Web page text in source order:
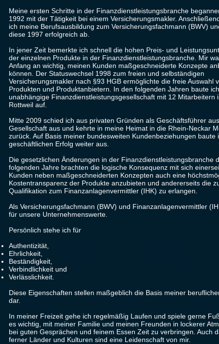
Meine ersten Schritte in der Finanzdienstleistungsbranche
1992 mit der Tätigkeit bei einem Versicherungsmakler.
ich meine Berufsausbildung zum Versicherungsfachmann (BWV)
diese 1997 erfolgreich ab.
In jener Zeit bemerkte ich schnell die hohen Preis- und
der einzelnen Produkte in der Finanzdienstleistungsbranche. Mir
Anfang an wichtig, meinen Kunden maßgeschneiderte Konzepte
können. Der Statuswechsel 1998 zum freien und selbständigen
Versicherungsmakler nach §93 HGB ermöglichte die freie Auswahl
Produkten und Produktanbietern. In den folgenden Jahren baute
unabhängige Finanzdienstleistungsgesellschaft mit 12 Mitarbeitern
Rottweil auf.
Mitte 2009 schied ich aus privaten Gründen als Geschäftsführer
Gesellschaft aus und kehrte in meine Heimat in die Rhein-Neckar
zurück. Auf Basis meiner bundesweiten Kundenbeziehungen baute
geschäftlichen Erfolg weiter aus.
Die gesetzlichen Änderungen in der Finanzdienstleistungsbranche
folgenden Jahre brachten die logische Konsequenz mit sich
Kunden neben maßgeschneiderten Konzepten auch eine
Kostentransparenz der Produkte anzubieten und andererseits die
Qualifikation zum Finanzanlagenvermittler (IHK) zu erlangen.
Als Versicherungsfachmann (BWV) und Finanzanlagenvermittler
für unsere Unternehmenswerte.
Persönlich stehe ich für
Authentizität,
Ehrlichkeit,
Beständigkeit,
Verbindlichkeit und
Verlässlichkeit.
Diese Eigenschaften stellen maßgeblich die Basis meiner
dar.
In meiner Freizeit gehe ich regelmäßig Laufen und spiele gerne
es wichtig, mit meiner Familie und meinen Freunden in lockerer
bei guten Gesprächen und feinem Essen Zeit zu verbringen. Auch
ferner Länder und Kulturen sind eine Leidenschaft von mir.